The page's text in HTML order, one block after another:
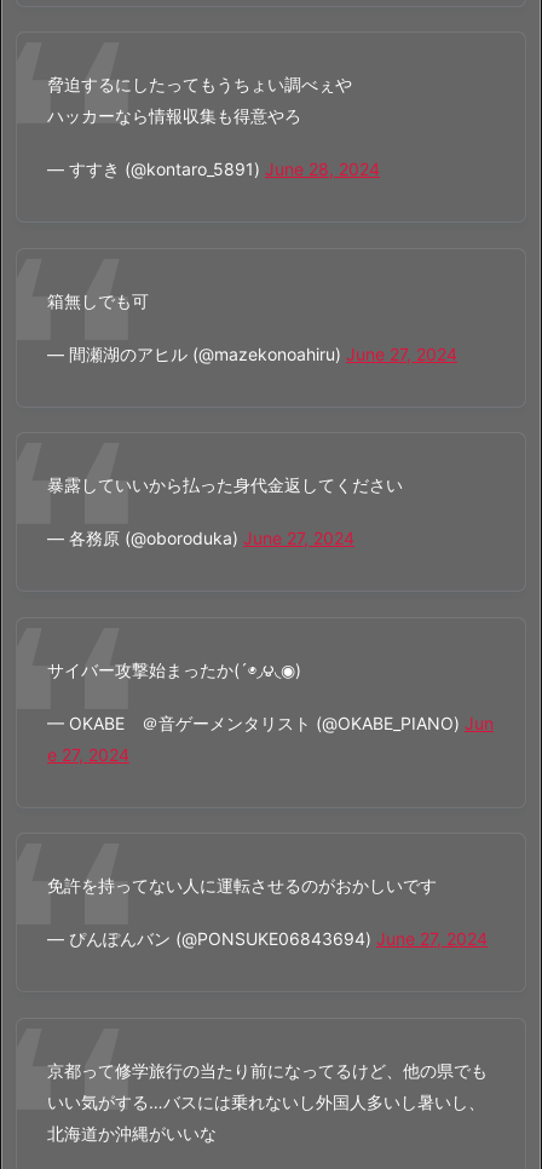
脅迫するにしたってもうちょい調べぇや
ハッカーなら情報収集も得意やろ
— すすき (@kontaro_5891) June 28, 2024
箱無しでも可
— 間瀬湖のアヒル (@mazekonoahiru) June 27, 2024
暴露していいから払った身代金返してください
— 各務原 (@oboroduka) June 27, 2024
サイバー攻撃始まったか(´◉◞౪◟◉)
— OKABE ＠音ゲーメンタリスト (@OKABE_PIANO) Jun
e 27, 2024
免許を持ってない人に運転させるのがおかしいです
— ぴんぽんバン (@PONSUKE06843694) June 27, 2024
京都って修学旅行の当たり前になってるけど、他の県でも
いい気がする…バスには乗れないし外国人多いし暑いし、
北海道か沖縄がいいな